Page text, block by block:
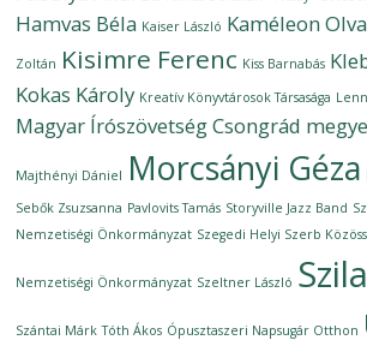
Hamvas Béla Kaiser László Kaméleon
Zoltán Kisimre Ferenc Kiss Barnabás
Kokas Károly Kreatív Könyvtárosok Társasága
Magyar Írószövetség Csongrád
Majthényi Dániel Morcsányi Géza
Sebők Zsuzsanna Pavlovits Tamás Storyville Jazz Band
Nemzetiségi Önkormányzat Szegedi Helyi Szerb
Nemzetiségi Önkormányzat Szeltner László
Szántai Márk Tóth Ákos Ópusztaszeri Napsugár Otthon